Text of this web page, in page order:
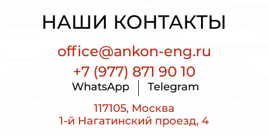
НАШИ КОНТАКТЫ
office@ankon-eng.ru
+7 (977) 871 90 10
WhatsApp
Telegram
117105, Москва
1-й Нагатинский проезд, 4